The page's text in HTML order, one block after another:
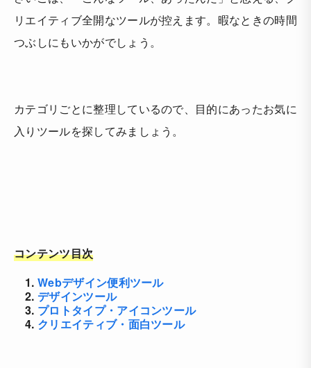
リエイティブ全開なツールが控えます。暇なときの時間
つぶしにもいかがでしょう。
カテゴリごとに整理しているので、目的にあったお気に
入りツールを探してみましょう。
コンテンツ目次
1. Webデザイン便利ツール
2. デザインツール
3. プロトタイプ・アイコンツール
4. クリエイティブ・面白ツール